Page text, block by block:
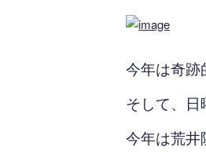
今年は奇跡
そして、日
今年は荒井